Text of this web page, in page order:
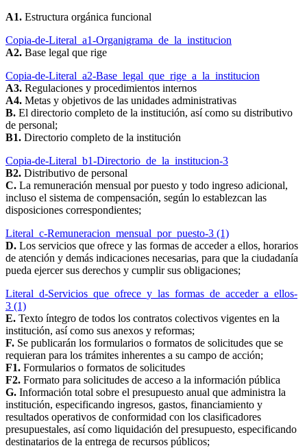
A1. Estructura orgánica funcional
Copia-de-Literal_a1-Organigrama_de_la_institucion
A2. Base legal que rige
Copia-de-Literal_a2-Base_legal_que_rige_a_la_institucion
A3. Regulaciones y procedimientos internos
A4. Metas y objetivos de las unidades administrativas
B. El directorio completo de la institución, así como su distributivo
de personal;
B1. Directorio completo de la institución
Copia-de-Literal_b1-Directorio_de_la_institucion-3
B2. Distributivo de personal
C. La remuneración mensual por puesto y todo ingreso adicional,
incluso el sistema de compensación, según lo establezcan las
disposiciones correspondientes;
Literal_c-Remuneracion_mensual_por_puesto-3 (1)
D. Los servicios que ofrece y las formas de acceder a ellos, horarios
de atención y demás indicaciones necesarias, para que la ciudadanía
pueda ejercer sus derechos y cumplir sus obligaciones;
Literal_d-Servicios_que_ofrece_y_las_formas_de_acceder_a_ellos-
3 (1)
E. Texto íntegro de todos los contratos colectivos vigentes en la
institución, así como sus anexos y reformas;
F. Se publicarán los formularios o formatos de solicitudes que se
requieran para los trámites inherentes a su campo de acción;
F1. Formularios o formatos de solicitudes
F2. Formato para solicitudes de acceso a la información pública
G. Información total sobre el presupuesto anual que administra la
institución, especificando ingresos, gastos, financiamiento y
resultados operativos de conformidad con los clasificadores
presupuestales, así como liquidación del presupuesto, especificando
destinatarios de la entrega de recursos públicos;